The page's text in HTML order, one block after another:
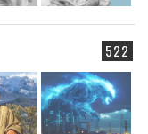
522